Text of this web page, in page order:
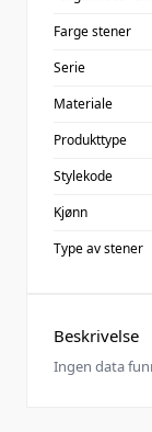
Beskrivelse
Ingen data
Farge stener
Serie
Materiale
Produkttype
Stylekode
Kjønn
Type av stener